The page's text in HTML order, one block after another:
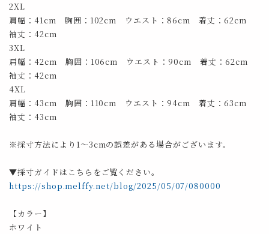
2XL
肩幅：41cm 胸囲：102cm ウエスト：86cm 着丈：62cm
袖丈：42cm
3XL
肩幅：42cm 胸囲：106cm ウエスト：90cm 着丈：62cm
袖丈：42cm
4XL
肩幅：43cm 胸囲：110cm ウエスト：94cm 着丈：63cm
袖丈：43cm
※採寸方法により1～3cmの誤差がある場合がございます。
▼採寸ガイドはこちらをご覧ください。
https://shop.melffy.net/blog/2025/05/07/080000
【カラー】
ホワイト